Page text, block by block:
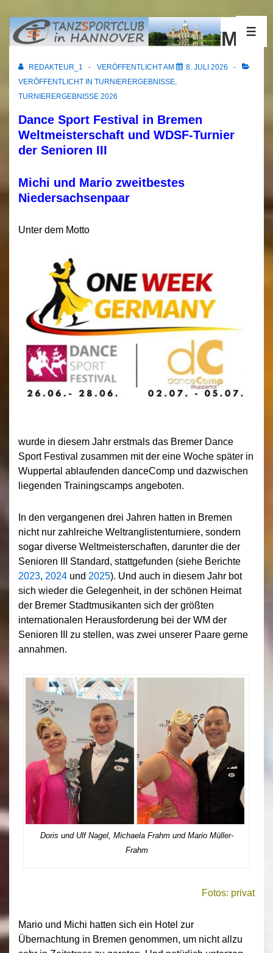
Zum
Inhalt24.06.2026 Bremen WM
REDAKTEUR_1 VERÖFFENTLICHT AM
8. JULI 2026
VERÖFFENTLICHT IN TURNIERERGEBNISSE,
TURNIERERGEBNISSE 2026
Dance Sport Festival in Bremen
Weltmeisterschaft und WDSF-Turnier
der Senioren III
Michi und Mario zweitbestes
Niedersachsenpaar
Unter dem Motto
wurde in diesem Jahr erstmals das Bremer Dance
Sport Festival zusammen mit der eine Woche später in
Wuppertal ablaufenden danceComp und dazwischen
liegenden Trainingscamps angeboten.
In den vergangenen drei Jahren hatten in Bremen
nicht nur zahlreiche Weltranglistenturniere, sondern
sogar diverse Weltmeisterschaften, darunter die der
Senioren III Standard, stattgefunden (siehe Berichte
2023, 2024 und 2025). Und auch in diesem Jahr bot
sich wieder die Gelegenheit, in der schönen Heimat
der Bremer Stadtmusikanten sich der größten
internationalen Herausforderung bei der WM der
Senioren III zu stellen, was zwei unserer Paare gerne
annahmen.
Doris und Ulf Nagel, Michaela Frahm und Mario Müller-
Frahm
Fotos: privat
Mario und Michi hatten sich ein Hotel zur
Übernachtung in Bremen genommen, um nicht allzu